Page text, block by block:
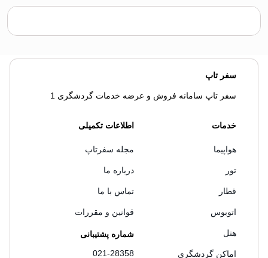
سفر تاپ
سفر تاپ سامانه فروش و عرضه خدمات گردشگری 1
خدمات
هواپیما
تور
قطار
اتوبوس
هتل
اماکن گردشگری
اطلاعات تکمیلی
مجله سفرتاپ
درباره ما
تماس با ما
قوانین و مقررات
شماره پشتیبانی
021-28358